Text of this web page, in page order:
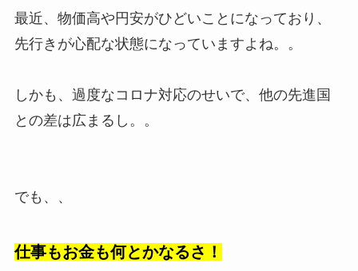
最近、物価高や円安がひどいことになっており、
先行きが心配な状態になっていますよね。。
しかも、過度なコロナ対応のせいで、他の先進国
との差は広まるし。。
でも、、
仕事もお金も何とかなるさ！